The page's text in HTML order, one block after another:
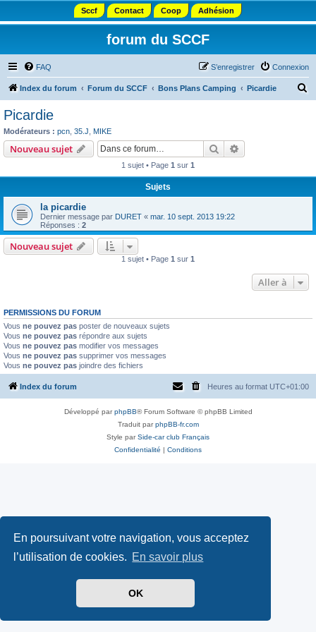
En poursuivant votre navigation, vous acceptez
l’utilisation de cookies. En savoir plus
OK
Sccf Contact Coop Adhésion
forum du SCCF
FAQ Connexion
S’enregistrer
Index du forum Forum du SCCF Bons Plans Camping Picardie
Picardie
Modérateurs : pcn 35.J MIKE
Nouveau sujet Rechercher
1 sujet • Page 1 sur 1
Sujets
la picardie
Dernier message par DURET « mar. 10 sept. 2013 19:22
Réponses : 2
Nouveau sujet
1 sujet • Page 1 sur 1
Aller à
PERMISSIONS DU FORUM
Vous ne pouvez pas poster de nouveaux sujets
Vous ne pouvez pas répondre aux sujets
Vous ne pouvez pas modifier vos messages
Vous ne pouvez pas supprimer vos messages
Vous ne pouvez pas joindre des fichiers
Index du forum Heures au format UTC+01:00
Développé parphpBB® Forum Software © phpBB Limited
Traduit parphpBB-fr.com
Style parSide-car club Français
Confidentialité | Conditions